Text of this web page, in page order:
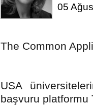
05
The Common
USA
başvuru platformu